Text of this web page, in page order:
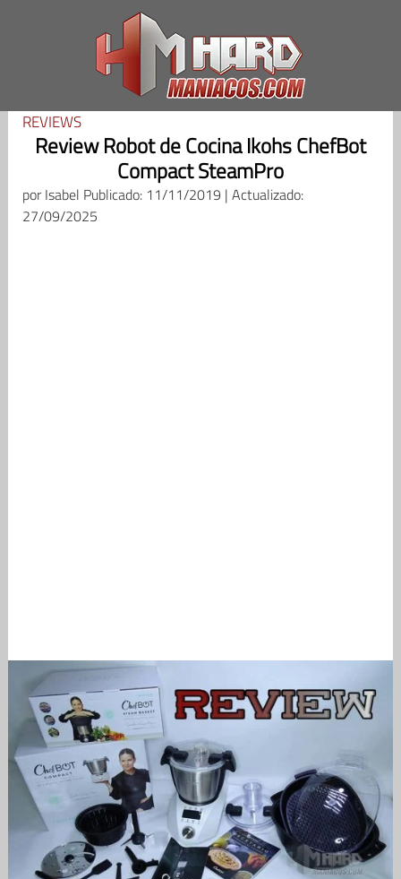
REVIEWS
Review Robot de Cocina Ikohs ChefBot
Compact SteamPro
porIsabel Publicado: 11/11/2019 | Actualizado:
27/09/2025